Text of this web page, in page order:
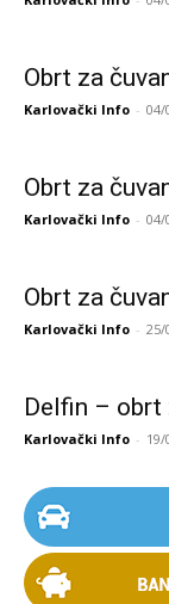
Obrt za
Karlovački Info - 04/
Obrt za
Karlovački Info - 04/
Obrt za
Karlovački Info - 25/
Delfin – obrt
Karlovački Info - 19/